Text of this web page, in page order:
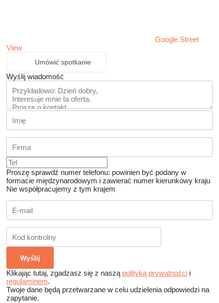
Google Street
View
Umówić spotkanie
Wyślij wiadomość
Proszę sprawdź numer telefonu: powinien być podany w
formacie międzynarodowym i zawierać numer kierunkowy kraju
Nie współpracujemy z tym krajem
Klikając tutaj, zgadzasz się z naszą polityką prywatności i
regulaminem.
Twoje dane będą przetwarzane w celu udzielenia odpowiedzi na
zapytanie.